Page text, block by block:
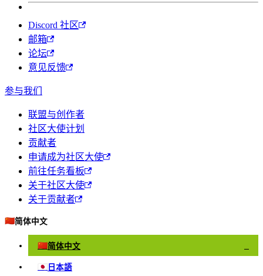
Discord 社区
邮箱
论坛
意见反馈
参与我们
联盟与创作者
社区大使计划
贡献者
申请成为社区大使
前往任务看板
关于社区大使
关于贡献者
🇨🇳简体中文
🇨🇳简体中文
🇯🇵 日本語